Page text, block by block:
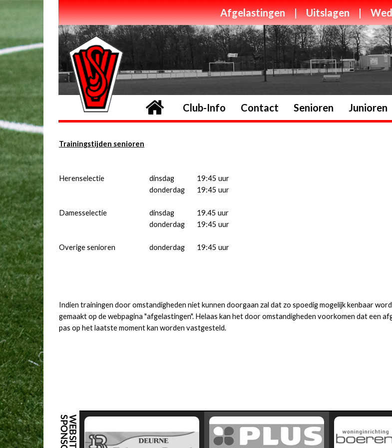
Afgelastingen | Uitslagen |
Home Club-Info Contact Senioren Junioren
Trainingstijden senioren
Herenselectie dinsdag 19:45 uur
donderdag
19:45 uur
Damesselectie dinsdag
19.45 uur
donderdag
19:45 uur
Overige senioren donderdag 19:45 uur
Indien trainingen door omstandigheden niet kunnen doorgaan zal dat zo spoedig mogelijk kenbaar
gemaakt op de webpagina "afgelastingen". Helaas kan het door omstandigheden voorkomen dat een
pas op het laatste moment kan worden vastgesteld.